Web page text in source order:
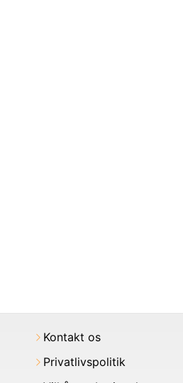
Kontakt os
Privatlivspolitik